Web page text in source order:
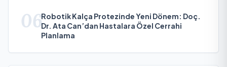
06Robotik Kalça Protezinde Yeni Dönem: Doç.
Dr. Ata Can’dan Hastalara Özel Cerrahi
Planlama